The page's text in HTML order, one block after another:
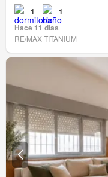
1
1
Hace 11 días
RE/MAX TITANIUM